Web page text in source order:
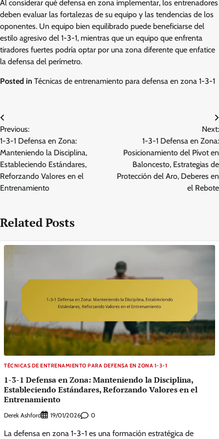
Al considerar qué defensa en zona implementar, los entrenadores
deben evaluar las fortalezas de su equipo y las tendencias de los
oponentes. Un equipo bien equilibrado puede beneficiarse del
estilo agresivo del 1-3-1, mientras que un equipo que enfrenta
tiradores fuertes podría optar por una zona diferente que enfatice
la defensa del perímetro.
Posted in Técnicas de entrenamiento para defensa en zona 1-3-1
Post
navigation
Previous:
1-3-1 Defensa en Zona:
Manteniendo la Disciplina,
Estableciendo Estándares,
Reforzando Valores en el
Entrenamiento
Next:
1-3-1 Defensa en Zona:
Posicionamiento del Pívot en
Baloncesto, Estrategias de
Protección del Aro, Deberes en
el Rebote
Related Posts
TÉCNICAS DE ENTRENAMIENTO PARA DEFENSA EN ZONA 1-3-1
1-3-1 Defensa en Zona: Manteniendo la Disciplina,
Estableciendo Estándares, Reforzando Valores en el
Entrenamiento
Derek Ashford 19/01/2026 0
La defensa en zona 1-3-1 es una formación estratégica de